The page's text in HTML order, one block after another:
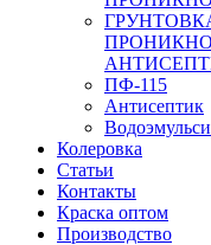
ПФ-115
Антисептик
Колеровка
Статьи
Контакты
Краска оптом
Производство